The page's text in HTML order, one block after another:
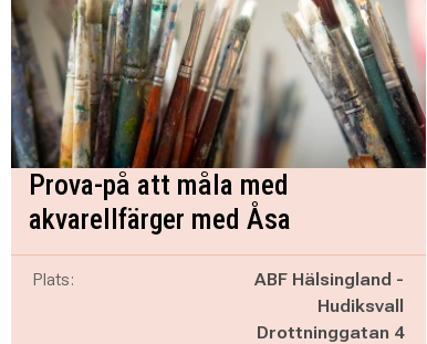
Prova-på att måla med
akvarellfärger med Åsa
Plats:
ABF Hälsingland -
Hudiksvall
Drottninggatan 4